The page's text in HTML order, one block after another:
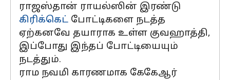
ராஜஸ்தான் ராயல்ஸின் இரண்டு
கிரிக்கெட் போட்டிகளை நடத்த
ஏற்கனவே தயாராக உள்ள குவஹாத்தி,
இப்போது இந்தப் போட்டியையும்
நடத்தும்.
ராம நவமி காரணமாக கேகேஆர்